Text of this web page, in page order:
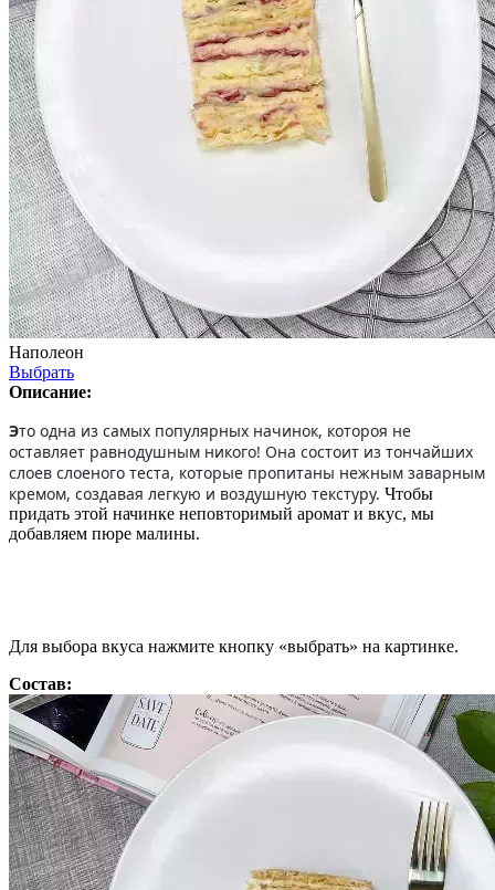
Наполеон
Выбрать
Описание:
Это одна из самых популярных начинок, котороя не
оставляет равнодушным никого! Она состоит из тончайших
слоев слоеного теста, которые пропитаны нежным заварным
кремом, создавая легкую и воздушную текстуру. Чтобы
придать этой начинке неповторимый аромат и вкус, мы
добавляем пюре малины.
Для выбора вкуса нажмите кнопку «выбрать» на картинке.
Состав: